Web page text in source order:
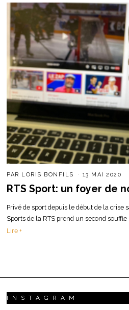
PAR LORIS BONFILS 13 MAI 2020
RTS Sport: un foyer de
Privé de sport depuis le début de la crise
Sports de la RTS prend un second souffle
Lire +
INSTAGRAM